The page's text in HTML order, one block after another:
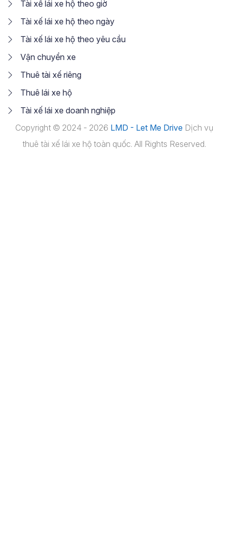
Tài xế lái xe hộ theo giờ
Tài xế lái xe hộ theo ngày
Tài xế lái xe hộ theo yêu cầu
Vận chuyển xe
Thuê tài xế riêng
Thuê lái xe hộ
Tài xế lái xe doanh nghiệp
Copyright © 2024 - 2026 LMD - Let Me Drive Dịch vụ
thuê tài xế lái xe hộ toàn quốc. All Rights Reserved.